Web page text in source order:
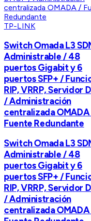
TP-LINK
Switch Omada L3
Administrable / 48
puertos Gigabit y 6
puertos SFP+ /
RIP, VRRP, Servidor
/ Administración
centralizada
Fuente Redundante
Switch Omada L3
Administrable / 48
puertos Gigabit y 6
puertos SFP+ /
RIP, VRRP, Servidor
/ Administración
centralizada